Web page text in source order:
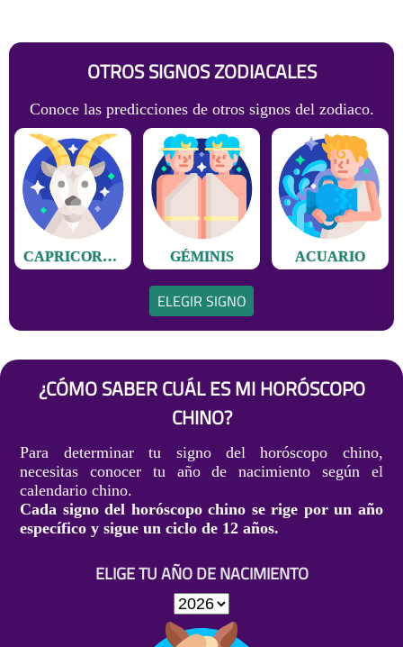
OTROS SIGNOS ZODIACALES
Conoce las predicciones de otros signos del zodiaco.
CAPRICORNIO GÉMINIS ACUARIO
ELEGIR SIGNO
¿CÓMO SABER CUÁL ES MI HORÓSCOPO
CHINO?
Para determinar tu signo del horóscopo chino,
necesitas conocer tu año de nacimiento según el
calendario chino.
Cada signo del horóscopo chino se rige por un año
específico y sigue un ciclo de 12 años.
ELIGE TU AÑO DE NACIMIENTO